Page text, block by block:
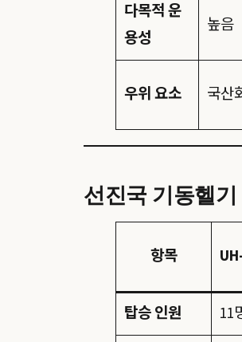
다목적 운
용성
높음
우위 요소 국산
선진국 기동헬
항목
탑승 인원 11